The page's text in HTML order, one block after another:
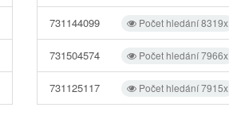
Počet hledání 8319x
731144099
Počet hledání 7966x
731504574
Počet hledání 7915x
731125117